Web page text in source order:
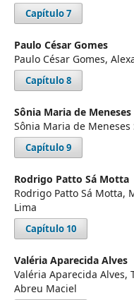
Capítulo 7
Paulo César Gomes
Paulo César Gomes,
Capítulo 8
Sônia Maria de Meneses
Sônia Maria de Meneses
Capítulo 9
Rodrigo Patto Sá Motta
Rodrigo Patto Sá Motta,
Lima
Capítulo 10
Valéria Aparecida Alves
Valéria Aparecida Alves,
Abreu Maciel